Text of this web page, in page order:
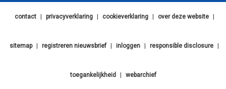
contact privacyverklaring cookieverklaring over deze website
sitemap registreren nieuwsbrief inloggen responsible disclosure
toegankelijkheid webarchief